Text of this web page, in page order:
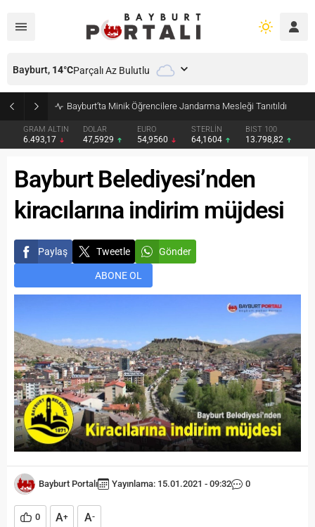
Bayburt’ta Minik Öğrencilere Jandarma Mesleği Tanıtıldı
GRAM ALTIN
6.493,17
DOLAR
47,5929
EURO
54,9560
STERLİN
64,1604
BIST 100
13.798,82
Bayburt, 14°CParçalı Az Bulutlu
Bayburt Belediyesi’nden
kiracılarına indirim müjdesi
Paylaş Tweetle Gönder
ABONE OL
Bayburt Portalı Yayınlama: 15.01.2021 - 09:32 0
0 A+ A-